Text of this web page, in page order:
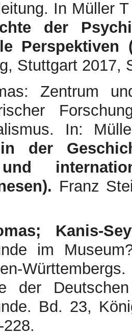
In Müller
der
Perspektiven
Stuttgart 2017,
Zentrum
In:
der
Franz
Kanis-
im
der
Bd. 23,